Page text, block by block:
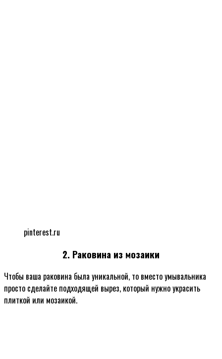
pinterest.ru
2. Раковина из мозаики
Чтобы ваша раковина была уникальной, то вместо умывальника
просто сделайте подходящей вырез, который нужно украсить
плиткой или мозаикой.